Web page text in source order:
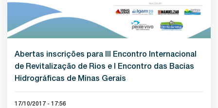
Abertas inscrições para III Encontro Internacional
de Revitalização de Rios e I Encontro das Bacias
Hidrográficas de Minas Gerais
17/10/2017 - 17:56